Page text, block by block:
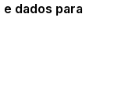
dados para